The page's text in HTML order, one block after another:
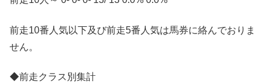
前走10番人気以下及び前走5番人気は馬券に絡んでおりま
せん。
◆前走クラス別集計